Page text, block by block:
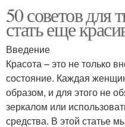
50 советов для
стать еще
Введение
Красота – это не только
состояние. Каждая
образом, и для этого не
зеркалом или
средства. В этой статье